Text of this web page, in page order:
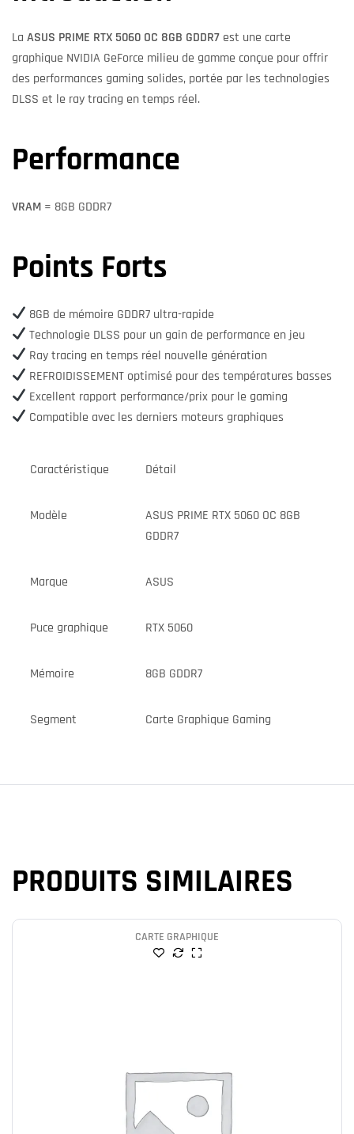
La ASUS PRIME RTX 5060 OC 8GB GDDR7 est une carte
graphique NVIDIA GeForce milieu de gamme conçue pour offrir
des performances gaming solides, portée par les technologies
DLSS et le ray tracing en temps réel.
Performance
VRAM = 8GB GDDR7
Points Forts
8GB de mémoire GDDR7 ultra-rapide
Technologie DLSS pour un gain de performance en jeu
Ray tracing en temps réel nouvelle génération
REFROIDISSEMENT optimisé pour des températures basses
Excellent rapport performance/prix pour le gaming
Compatible avec les derniers moteurs graphiques
Caractéristique Détail
Modèle
ASUS PRIME RTX 5060 OC 8GB
GDDR7
Marque ASUS
Puce graphique RTX 5060
Mémoire 8GB GDDR7
Segment Carte Graphique Gaming
PRODUITS SIMILAIRES
CARTE GRAPHIQUE